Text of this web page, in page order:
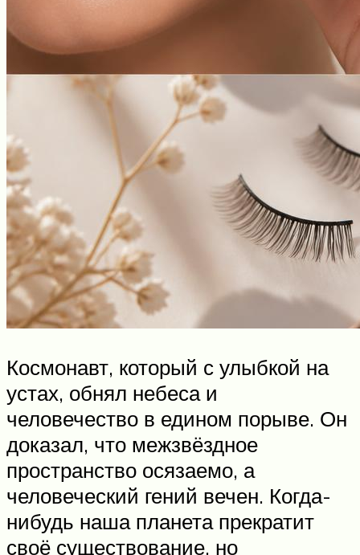
Космонавт, который с улыбкой на
устах, обнял небеса и
человечество в едином порыве. Он
доказал, что межзвёздное
пространство осязаемо, а
человеческий гений вечен. Когда-
нибудь наша планета прекратит
своё существование, но